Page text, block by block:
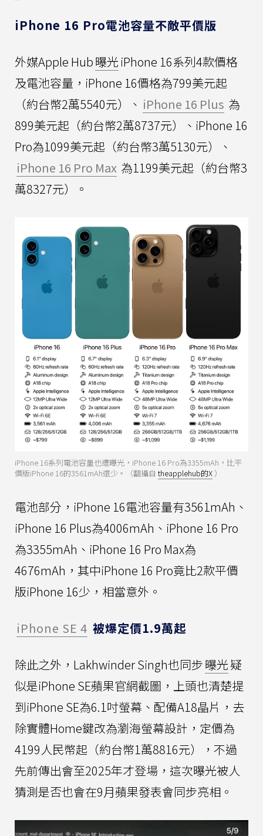
iPhone 16 Pro電池容量不敵平價版
外媒Apple Hub曝光 iPhone 16系列4款價格
及電池容量，iPhone 16價格為799美元起
（約台幣2萬5540元）、 iPhone 16 Plus 為
899美元起（約台幣2萬8737元）、iPhone 16
Pro為1099美元起（約台幣3萬5130元）、
iPhone 16 Pro Max 為1199美元起（約台幣3
萬8327元）。
iPhone 16系列電池容量也遭曝光，iPhone 16 Pro為3355mAh，比平
價版iPhone 16的3561mAh還少。（翻攝自 theapplehub的X ）
電池部分，iPhone 16電池容量有3561mAh、
iPhone 16 Plus為4006mAh、iPhone 16 Pro
為3355mAh、iPhone 16 Pro Max為
4676mAh，其中iPhone 16 Pro竟比2款平價
版iPhone 16少，相當意外。
iPhone SE 4 被爆定價1.9萬起
除此之外，Lakhwinder Singh也同步曝光疑
似是iPhone SE蘋果官網截圖，上頭也清楚提
到iPhone SE為6.1吋螢幕、配備A18晶片，去
除實體Home鍵改為瀏海螢幕設計，定價為
4199人民幣起（約台幣1萬8816元），不過
先前傳出會至2025年才登場，這次曝光被人
猜測是否也會在9月蘋果發表會同步亮相。